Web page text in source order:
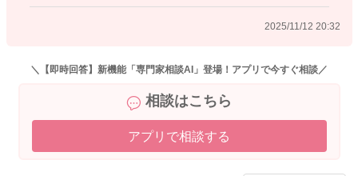
2025/11/12 20:32
＼【即時回答】新機能「専門家相談AI」登場！アプリで今すぐ相談／
相談はこちら
アプリで相談する